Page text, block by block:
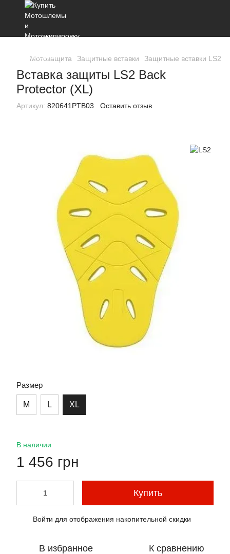
Мотозащита Защитные вставки Защитные вставки LS2
Вставка защиты LS2 Back
Protector (XL)
Артикул: 820641PTB03 Оставить отзыв
Размер
M L XL
В наличии
1 456 грн
Купить
Войти для отображения накопительной скидки
В избранное К сравнению